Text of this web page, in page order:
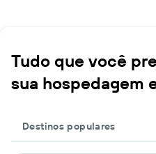
Tudo que você
sua hospedagem
Destinos populares